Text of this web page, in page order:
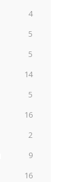
4
5
5
14
5
16
2
9
16